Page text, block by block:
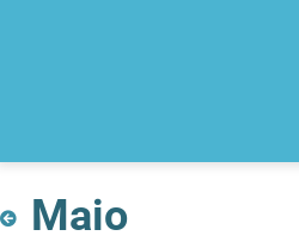
Maio